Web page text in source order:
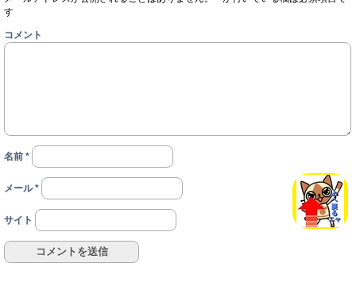
す
コメント
名前 *
メール*
サイト